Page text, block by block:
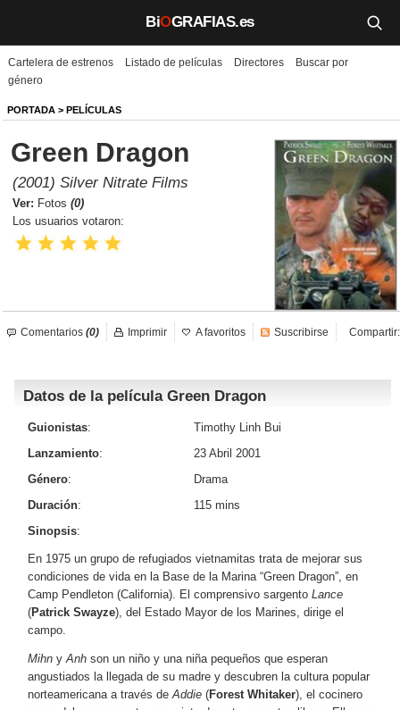
BiOGRAFIAS.es
Biografías
Películas
TV
Música
Un día como hoy
Iniciar sesión Crear cuenta
Cartelera de estrenos Listado de películas Directores
Buscar por
género
PORTADA > PELÍCULAS
Green Dragon
(2001) Silver Nitrate Films
Ver: Fotos (0)
Los usuarios votaron:
Comentarios (0) Compartir:
Imprimir A favoritos Suscribirse
Datos de la película Green Dragon
Guionistas:
Timothy Linh Bui
Lanzamiento:
23 Abril 2001
Género:
Drama
Duración:
115 mins
Sinopsis:
En 1975 un grupo de refugiados vietnamitas trata de mejorar sus
condiciones de vida en la Base de la Marina “Green Dragon”, en
Camp Pendleton (California). El comprensivo sargento Lance
(Patrick Swayze), del Estado Mayor de los Marines, dirige el
campo.
Mihn yAnh son un niño y una niña pequeños que esperan
angustiados la llegada de su madre y descubren la cultura popular
norteamericana a través deAddie (Forest Whitaker), el cocinero